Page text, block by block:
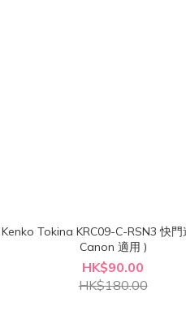
Kenko Tokina KRC09-C-RSN3 快
Canon 適用 )
HK$90.00
HK$180.00